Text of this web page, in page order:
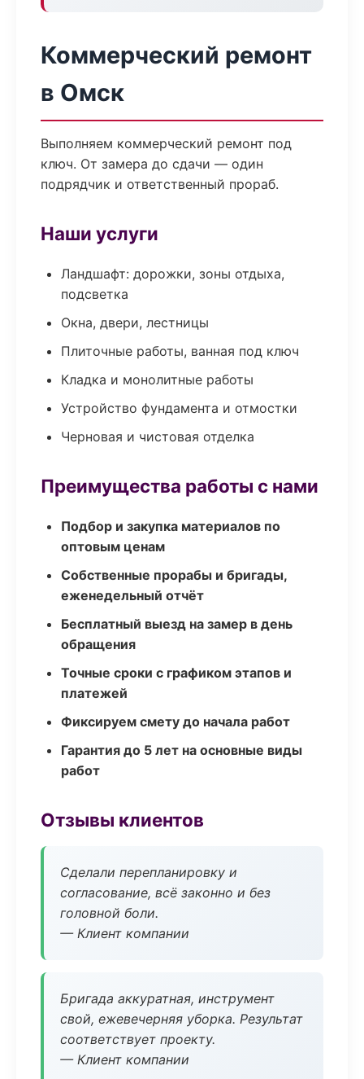
Коммерческий ремонт
в Омск
Выполняем коммерческий ремонт под
ключ. От замера до сдачи — один
подрядчик и ответственный прораб.
Наши услуги
Ландшафт: дорожки, зоны отдыха,
подсветка
Окна, двери, лестницы
Плиточные работы, ванная под ключ
Кладка и монолитные работы
Устройство фундамента и отмостки
Черновая и чистовая отделка
Преимущества работы с нами
Подбор и закупка материалов по
оптовым ценам
Собственные прорабы и бригады,
еженедельный отчёт
Бесплатный выезд на замер в день
обращения
Точные сроки с графиком этапов и
платежей
Фиксируем смету до начала работ
Гарантия до 5 лет на основные виды
работ
Отзывы клиентов
Сделали перепланировку и
согласование, всё законно и без
головной боли.
— Клиент компании
Бригада аккуратная, инструмент
свой, ежевечерняя уборка. Результат
соответствует проекту.
— Клиент компании